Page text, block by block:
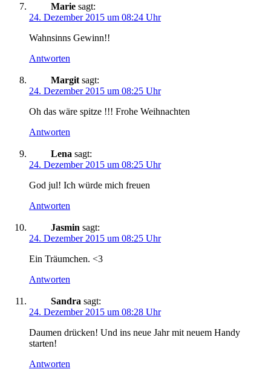
Marie sagt:
24. Dezember 2015 um 08:24 Uhr
Wahnsinns Gewinn!!
Antworten
Margit sagt:
24. Dezember 2015 um 08:25 Uhr
Oh das wäre spitze !!! Frohe Weihnachten
Antworten
Lena sagt:
24. Dezember 2015 um 08:25 Uhr
God jul! Ich würde mich freuen
Antworten
Jasmin sagt:
24. Dezember 2015 um 08:25 Uhr
Ein Träumchen. <3
Antworten
Sandra sagt:
24. Dezember 2015 um 08:28 Uhr
Daumen drücken! Und ins neue Jahr mit neuem Handy
starten!
Antworten